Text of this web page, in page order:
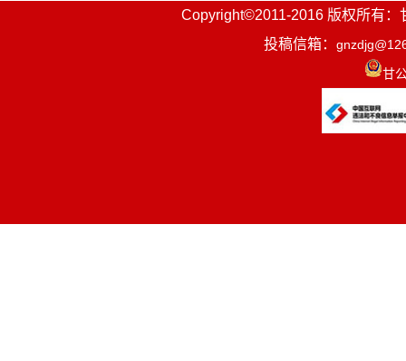
Copyright©2011-2016 版权所有：
投稿信箱：
甘